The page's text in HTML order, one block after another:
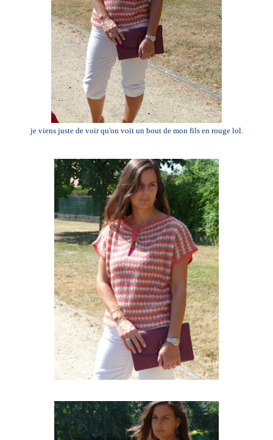
je viens juste de voir qu'on voit un bout de mon fils en rouge lol.